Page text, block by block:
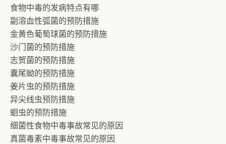
食物中毒的发病特点有哪
副溶血性弧菌的预防措施
金黄色葡萄球菌的预防措施
沙门菌的预防措施
志贺菌的预防措施
囊尾蚴的预防措施
姜片虫的预防措施
异尖线虫预防措施
蛔虫的预防措施
细菌性食物中毒事故常见的原因
真菌毒素中毒事故常见的原因